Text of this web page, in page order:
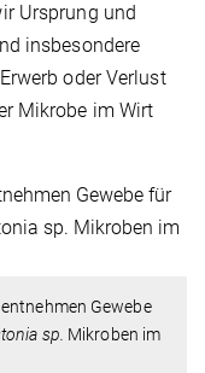
Ursprung und
insbesondere
oder Verlust
Mikrobe im Wirt
Gewebe
sp. Mikroben im